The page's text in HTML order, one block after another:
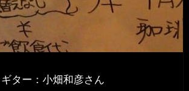
ギター：小畑和彦さん